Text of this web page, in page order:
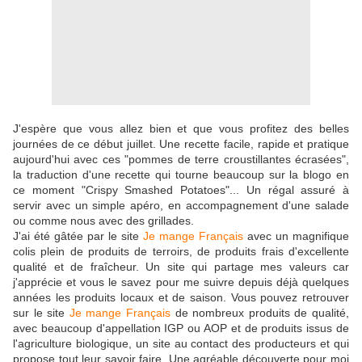
J'espère que vous allez bien et que vous profitez des belles
journées de ce début juillet. Une recette facile, rapide et pratique
aujourd'hui avec ces "pommes de terre croustillantes écrasées",
la traduction d'une recette qui tourne beaucoup sur la blogo en
ce moment "Crispy Smashed Potatoes"... Un régal assuré à
servir avec un simple apéro, en accompagnement d'une salade
ou comme nous avec des grillades.
J'ai été gâtée par le site Je mange Français avec un magnifique
colis plein de produits de terroirs, de produits frais d'excellente
qualité et de fraîcheur. Un site qui partage mes valeurs car
j'apprécie et vous le savez pour me suivre depuis déjà quelques
années les produits locaux et de saison. Vous pouvez retrouver
sur le site Je mange Français de nombreux produits de qualité,
avec beaucoup d'appellation IGP ou AOP et de produits issus de
l'agriculture biologique, un site au contact des producteurs et qui
propose tout leur savoir faire. Une agréable découverte pour moi